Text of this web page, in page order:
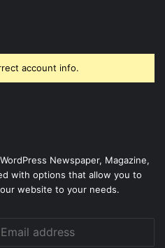
account info.
Newspaper, Magazine,
with options that allow you to
website to your needs.